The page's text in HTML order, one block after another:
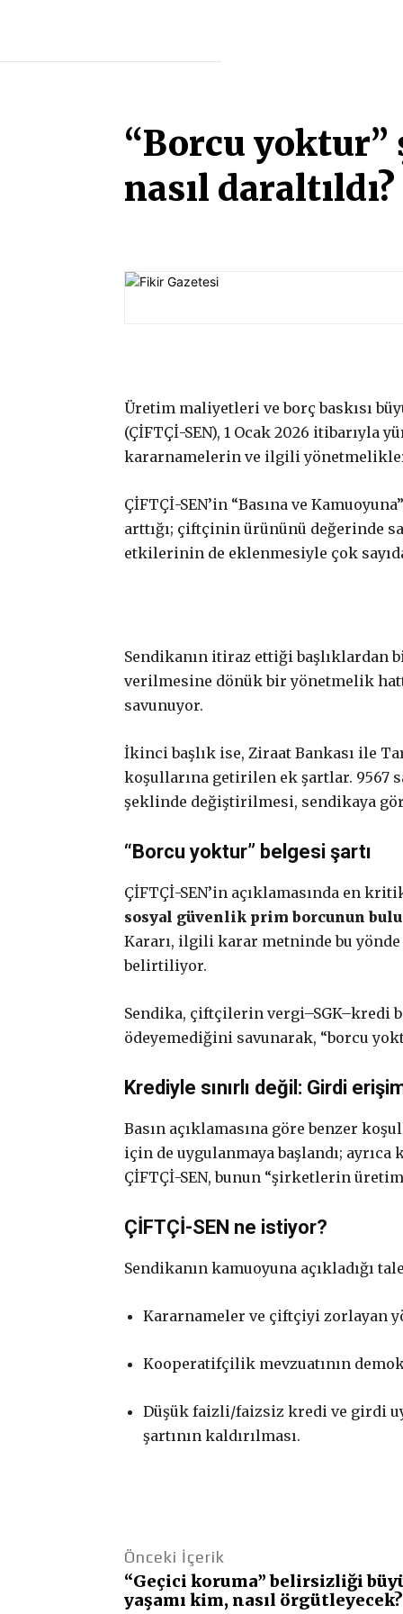
“Borcu yoktur”
nasıl daraltıldı?
Üretim maliyetleri ve borç baskısı
(ÇİFTÇİ-SEN), 1 Ocak 2026 itibarıyla
kararnamelerin ve ilgili
ÇİFTÇİ-SEN’in “Basına ve
arttığı; çiftçinin ürününü değerinde
etkilerinin de eklenmesiyle çok
Sendikanın itiraz ettiği başlıklardan
verilmesine dönük bir yönetmelik
savunuyor.
İkinci başlık ise, Ziraat Bankası ile
koşullarına getirilen ek şartlar. 9567
şeklinde değiştirilmesi, sendikaya
“Borcu yoktur” belgesi şartı
ÇİFTÇİ-SEN’in açıklamasında en
sosyal güvenlik prim borcunun
Kararı, ilgili karar metninde bu
belirtiliyor.
Sendika, çiftçilerin vergi–SGK–kredi
ödeyemediğini savunarak, “borcu
Krediyle sınırlı değil: Girdi
Basın açıklamasına göre benzer
için de uygulanmaya başlandı;
ÇİFTÇİ-SEN, bunun “şirketlerin
ÇİFTÇİ-SEN ne istiyor?
Sendikanın kamuoyuna açıkladığı
Kararnameler ve çiftçiyi zorlayan
Kooperatifçilik mevzuatının
Düşük faizli/faizsiz kredi ve girdi
şartının kaldırılması.
Önceki İçerik
“Geçici koruma” belirsizliği
yaşamı kim, nasıl örgütleyecek?